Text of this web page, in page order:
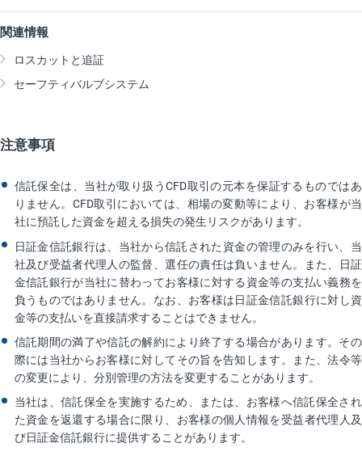
関連情報
ロスカットと追証
セーフティバルブシステム
注意事項
信託保全は、当社が取り扱うCFD取引の元本を保証するものではあ
りません。CFD取引においては、相場の変動等により、お客様が当
社に預託した資金を超える損失の発生リスクがあります。
日証金信託銀行は、当社から信託された資金の管理のみを行い、当
社及び受益者代理人の監督、選任の責任は負いません。また、日証
金信託銀行が当社に替わってお客様に対する資金等の支払い義務を
負うものではありません。なお、お客様は日証金信託銀行に対し資
金等の支払いを直接請求することはできません。
信託期間の満了や信託の解約により終了する場合があります。その
際には当社からお客様に対してその旨を告知します。また、法令等
の変更により、分別管理の方法を変更することがあります。
当社は、信託保全を実施するため、または、お客様へ信託保全され
た資金を返還する場合に限り、お客様の個人情報を受益者代理人及
び日証金信託銀行に提供することがあります。